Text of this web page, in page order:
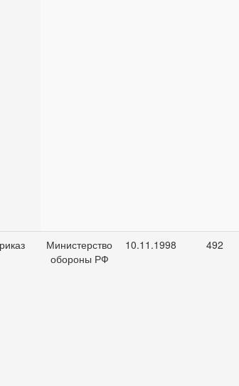
Министерство
обороны РФ
10.11.1998 492